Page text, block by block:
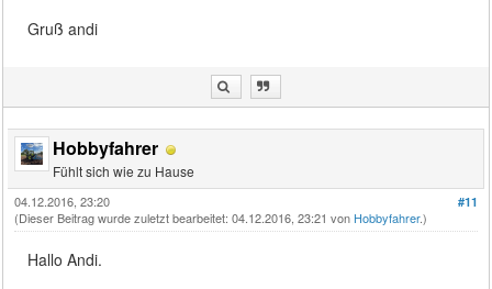
Gruß andi
Hobbyfahrer
Fühlt sich wie zu Hause
#11
04.12.2016, 23:20
(Dieser Beitrag wurde zuletzt bearbeitet: 04.12.2016, 23:21 von Hobbyfahrer.)
Hallo Andi.